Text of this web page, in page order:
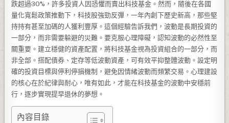
跌超過30%，許多投資人因恐懼而賣出科技基金。然而，隨後在各國
量化寬鬆政策推動下，科技股強勁反彈，一年內創下歷史新高，那些堅
持持有甚至加碼的人獲利豐厚。這個經驗告訴我們，波動是長期投資的
一部分，而非需要躲避的災難。要克服心理障礙，認知波動的必然性至
關重要。建立穩健的資產配置，將科技基金視為投資組合的一部分，而
非全部。搭配債券、定存等低波動資產，可有效平抑整體波動。設定明
確的投資目標與停利停損機制，避免因情緒波動而頻繁交易。心理建設
的核心在於紀律與耐心，唯有如此，才能在科技基金的波動中安穩前
行，逐步實現提早退休的夢想。
內容目錄